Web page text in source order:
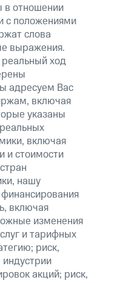
в отношении
с положениями
слова
выражения.
ход
адресуем Вас
включая
указаны
включая
и стоимости
нашу
включая
изменения
и тарифных
риск,
акций; риск,